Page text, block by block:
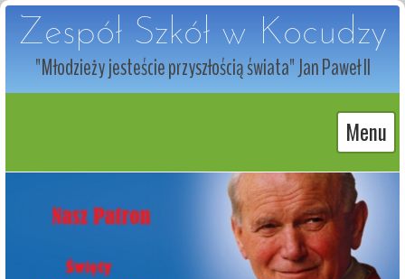
Zespół Szkół w Kocudzy
"Młodzieży jesteście przyszłością świata" Jan Paweł II
Menu